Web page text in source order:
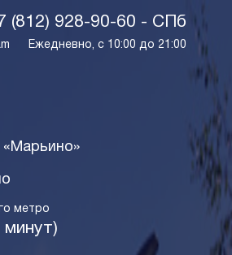
(812) 928-90-60 - СПб
Ежедневно, с 10:00 до 21:00
«Марьино»
метро
минут)